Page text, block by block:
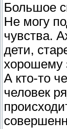
Большое
Не могу
чувства.
дети,
хорошему
А кто-то
человек